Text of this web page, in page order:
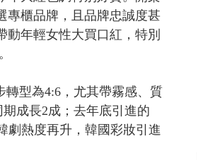
專櫃品牌，且品牌忠誠度甚
動年輕女性大買口紅，特別
轉型為4:6，尤其帶霧感、質
成長2成；去年底引進的
劇熱度再升，韓國彩妝引進